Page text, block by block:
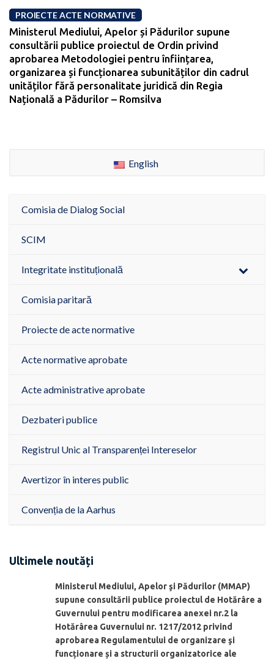
PROIECTE ACTE NORMATIVE
Ministerul Mediului, Apelor și Pădurilor supune
consultării publice proiectul de Ordin privind
aprobarea Metodologiei pentru înființarea,
organizarea și funcționarea subunităților din cadrul
unităților fără personalitate juridică din Regia
Națională a Pădurilor – Romsilva
English
Comisia de Dialog Social
SCIM
Integritate instituțională
Comisia paritară
Proiecte de acte normative
Acte normative aprobate
Acte administrative aprobate
Dezbateri publice
Registrul Unic al Transparenței Intereselor
Avertizor în interes public
Convenția de la Aarhus
Ultimele noutăți
Ministerul Mediului, Apelor şi Pădurilor (MMAP)
supune consultării publice proiectul de Hotărâre a
Guvernului pentru modificarea anexei nr.2 la
Hotărârea Guvernului nr. 1217/2012 privind
aprobarea Regulamentului de organizare şi
funcționare și a structurii organizatorice ale